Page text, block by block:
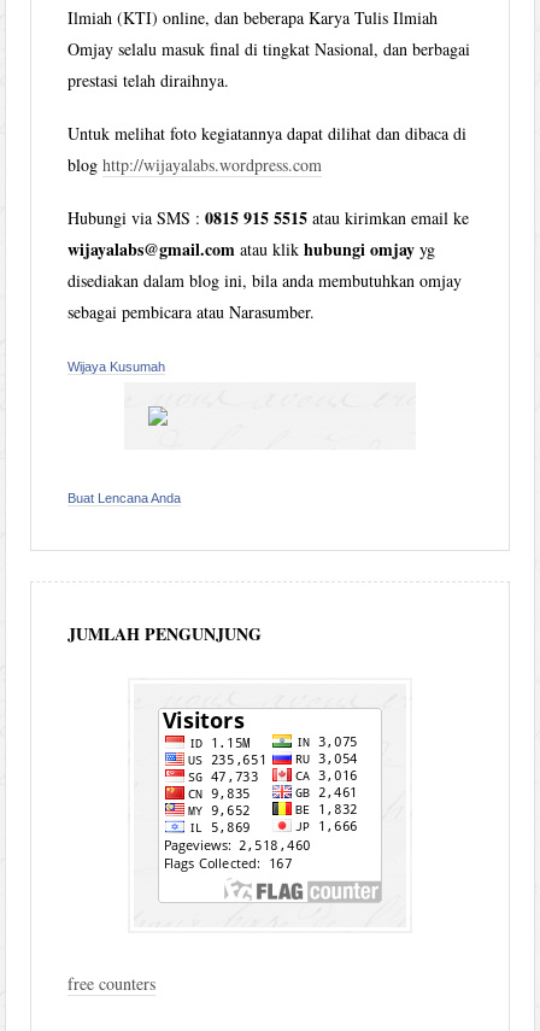
Ilmiah (KTI) online, dan beberapa Karya Tulis Ilmiah
Omjay selalu masuk final di tingkat Nasional, dan berbagai
prestasi telah diraihnya.
Untuk melihat foto kegiatannya dapat dilihat dan dibaca di
bloghttp://wijayalabs.wordpress.com
Hubungi via SMS :0815 915 5515 atau kirimkan email ke
wijayalabs@gmail.com atau klikhubungi omjay yg
disediakan dalam blog ini, bila anda membutuhkan omjay
sebagai pembicara atau Narasumber.
Wijaya Kusumah
Buat Lencana Anda
JUMLAH PENGUNJUNG
free counters